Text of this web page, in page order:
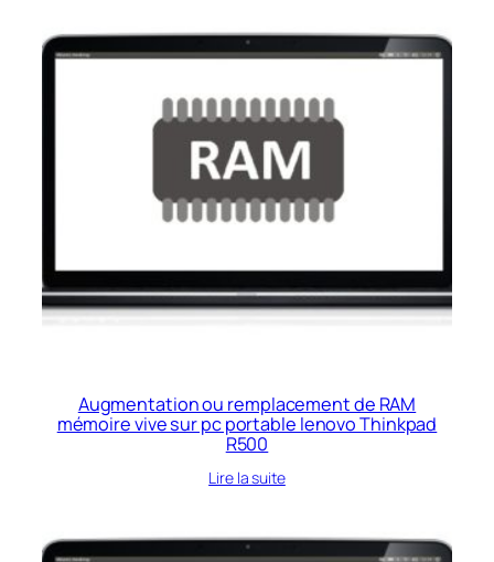
Augmentation ou remplacement de RAM
mémoire vive sur pc portable lenovo Thinkpad
R500
Lire la suite